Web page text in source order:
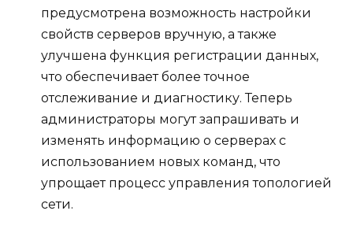
предусмотрена возможность настройки
свойств серверов вручную, а также
улучшена функция регистрации данных,
что обеспечивает более точное
отслеживание и диагностику. Теперь
администраторы могут запрашивать и
изменять информацию о серверах с
использованием новых команд, что
упрощает процесс управления топологией
сети.